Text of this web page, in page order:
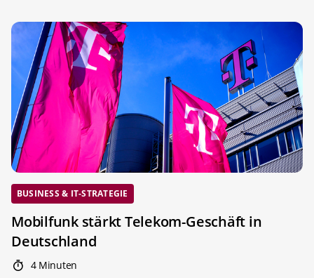
BUSINESS & IT-STRATEGIE
Mobilfunk stärkt Telekom-Geschäft in
Deutschland
4 Minuten